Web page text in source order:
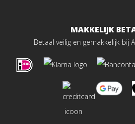
MAKKELIJK
Betaal veilig en gemakkelijk bij